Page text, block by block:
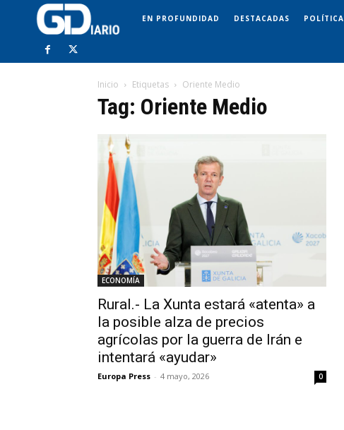
EN PROFUNDIDAD DESTACADAS POLÍTICA
Inicio Etiquetas Oriente Medio
Tag: Oriente Medio
ECONOMÍA
Rural.- La Xunta estará «atenta» a
la posible alza de precios
agrícolas por la guerra de Irán e
intentará «ayudar»
Europa Press - 4 mayo, 2026 0